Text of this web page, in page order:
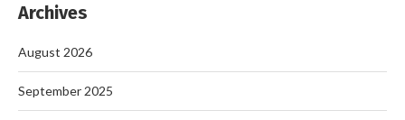
Archives
August 2026
September 2025